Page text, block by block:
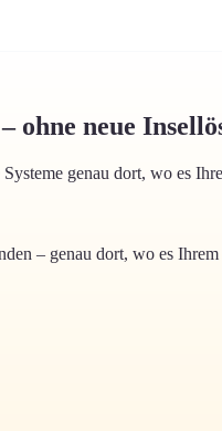
neue
genau dort, wo es
– genau dort, wo es